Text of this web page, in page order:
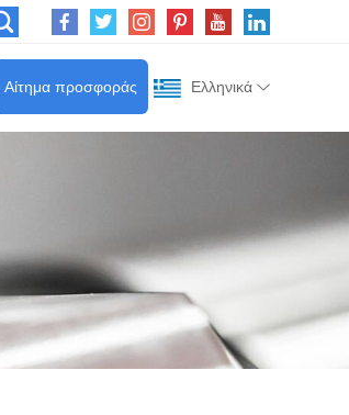
Ελληνικά
Αίτημα προσφοράς